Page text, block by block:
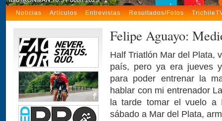
Noticias Artículos Entrevistas Resultados/Fotos
Felipe Aguayo:
Half Triatlón Mar del Plata,
país, pero ya era jueves
para poder entrenar la
hablar con mi entrenador
la tarde tomar el vuelo a
sábado a Mar del Plata,